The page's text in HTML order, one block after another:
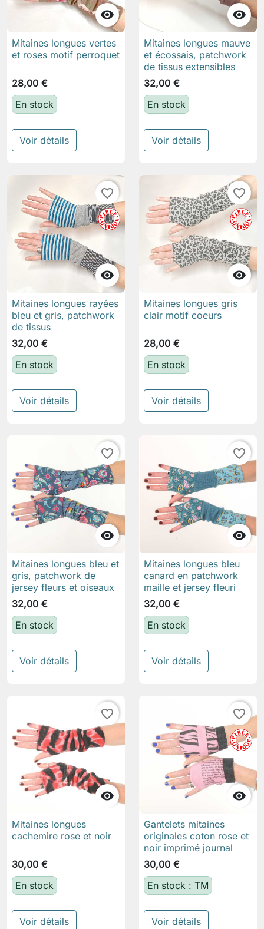

Mitaines longues vertes
et roses motif perroquet
28,00 €
En stock
Voir détails

Mitaines longues mauve
et écossais, patchwork
de tissus extensibles
32,00 €
En stock
Voir détails

favorite_border
Mitaines longues rayées
bleu et gris, patchwork
de tissus
32,00 €
En stock
Voir détails

favorite_border
Mitaines longues gris
clair motif coeurs
28,00 €
En stock
Voir détails

favorite_border
Mitaines longues bleu et
gris, patchwork de
jersey fleurs et oiseaux
32,00 €
En stock
Voir détails

favorite_border
Mitaines longues bleu
canard en patchwork
maille et jersey fleuri
32,00 €
En stock
Voir détails

favorite_border
Mitaines longues
cachemire rose et noir
30,00 €
En stock
Voir détails

favorite_border
Gantelets mitaines
originales coton rose et
noir imprimé journal
30,00 €
En stock : TM
Voir détails